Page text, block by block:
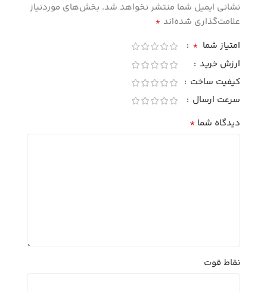
نشانی ایمیل شما منتشر نخواهد شد. بخش‌های موردنیاز
علامت‌گذاری شده‌اند *
امتیاز شما *
ارزش خرید
کیفیت ساخت
سرعت ارسال
دیدگاه شما *
نقاط قوت